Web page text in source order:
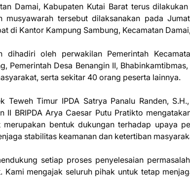
Damai, Kabupaten Kutai Barat terus
musyawarah tersebut dilaksanakan pada
di Kantor Kampung Sambung, Kecamatan
dihadiri oleh perwakilan Pemerintah
Pemerintah Desa Benangin II,
serta sekitar 40 orang peserta lainnya.
Teweh Timur IPDA Satrya Panalu Randen,
II BRIPDA Arya Caesar Putu Pratikto
merupakan bentuk dukungan terhadap upaya
stabilitas keamanan dan ketertiban
setiap proses penyelesaian
Kami mengajak seluruh pihak untuk tetap